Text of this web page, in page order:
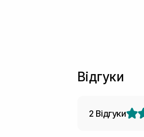
Відгуки
2 Відгуки